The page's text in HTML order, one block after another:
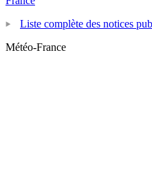
Liste complète des notices
Météo-France